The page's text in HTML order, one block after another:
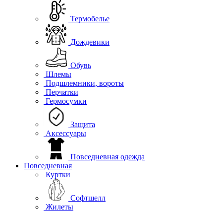
Термобелье
Дождевики
Обувь
Шлемы
Подшлемники, вороты
Перчатки
Гермосумки
Защита
Аксессуары
Повседневная одежда
Повседневная
Куртки
Софтшелл
Жилеты